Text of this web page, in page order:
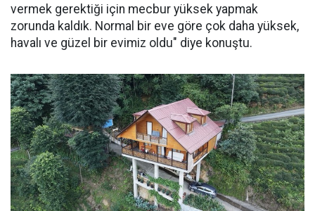
vermek gerektiği için mecbur yüksek yapmak
zorunda kaldık. Normal bir eve göre çok daha yüksek,
havalı ve güzel bir evimiz oldu" diye konuştu.